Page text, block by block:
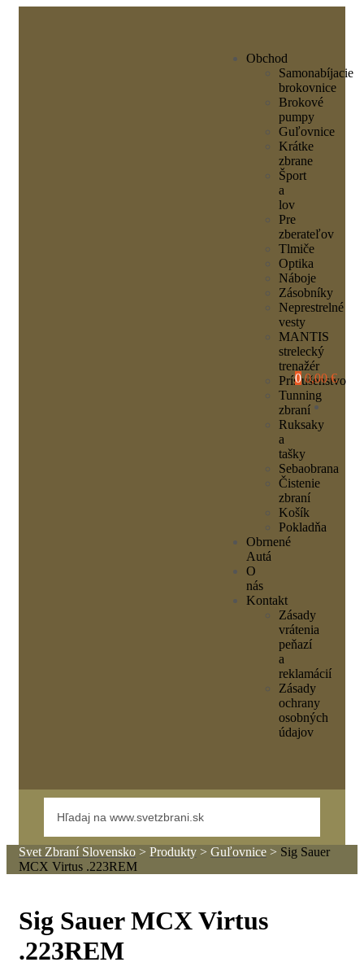
Obchod
Samonabíjacie
brokovnice
Brokové
pumpy
Guľovnice
Krátke
zbrane
Šport
a
lov
Pre
zberateľov
Tlmiče
Optika
Náboje
Zásobníky
Neprestrelné
vesty
MANTIS
strelecký
trenažér
Príslušenstvo
Tunning
zbraní
Ruksaky
a
tašky
Sebaobrana
Čistenie
zbraní
Košík
Pokladňa
Obrnené
Autá
O
nás
Kontakt
Zásady
vrátenia
peňazí
a
reklamácií
Zásady
ochrany
osobných
údajov
0 0,00 €
Svet Zbraní Slovensko > Produkty > Guľovnice > Sig Sauer
MCX Virtus .223REM
Sig Sauer MCX Virtus
.223REM